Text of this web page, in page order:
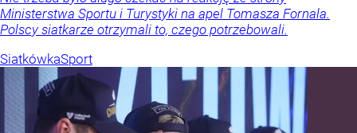
Ministerstwa Sportu i Turystyki na apel Tomasza Fornala.
Polscy siatkarze otrzymali to, czego potrzebowali.
SiatkówkaSport